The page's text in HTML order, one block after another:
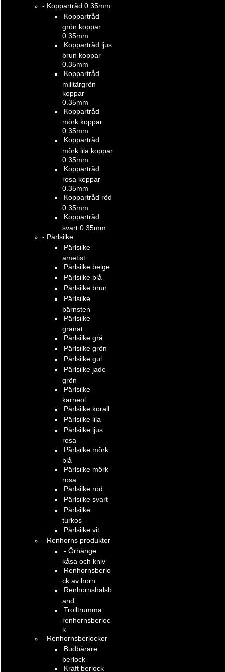
- Koppartråd 0.35mm
Koppartråd
grön koppar
0.35mm
Koppartråd ljus
brun koppar
0.35mm
Koppartråd
militärgrön
koppar
0.35mm
Koppartråd
mörk koppar
0.35mm
Koppartråd
mörk lila koppar
0.35mm
Koppartråd
rosa koppar
0.35mm
Koppartråd röd
0.35mm
Koppartråd
svart 0.35mm
- Pärlsilke
Pärlsilke
ametist
Pärlsilke beige
Pärlsilke blå
Pärlsilke brun
Pärlsilke
bärnsten
Pärlsilke
granat
Pärlsilke grå
Pärlsilke grön
Pärlsilke gul
Pärlsilke jade
grön
Pärlsilke
karneol
Pärlsilke korall
Pärlsilke lila
Pärlsilke ljus
rosa
Pärlsilke mörk
blå
Pärlsilke mörk
rosa
Pärlsilke röd
Pärlsilke svart
Pärlsilke
turkos
Pärlsilke vit
- Renhorns produkter
- Örhänge
kåsa och kniv
Renhornsberlo
ck av horn
Renhornshalsb
and
Trolltrumma
renhornsberloc
k
- Renhornsberlocker
Budbärare
berlock
Kraft berlock